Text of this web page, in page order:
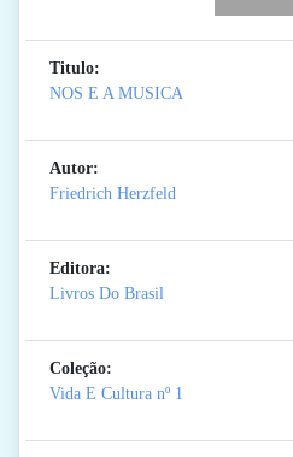
Titulo:
NOS E A MUSICA
Autor:
Friedrich Herzfeld
Editora:
Livros Do Brasil
Coleção:
Vida E Cultura nº 1